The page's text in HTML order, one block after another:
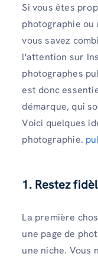
Si vous êtes
photographie ou
vous savez
l'attention sur
photographes
est donc
démarque, qui
Voici quelques
photographie.
1. Restez
La première
une page de
une niche. Vous